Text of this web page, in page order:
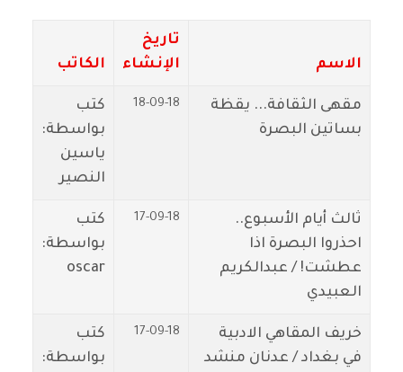
الاسم
تاريخ
الإنشاء
الكاتب
مقهى الثقافة... يقظة
بساتين البصرة
18-09-18
كتب
بواسطة:
ياسين
النصير
ثالث أيام الأسبوع..
احذروا البصرة اذا
عطشت! / عبدالكريم
العبيدي
17-09-18
كتب
بواسطة:
oscar
خريف المقاهي الادبية
في بغداد / عدنان منشد
17-09-18
كتب
بواسطة: